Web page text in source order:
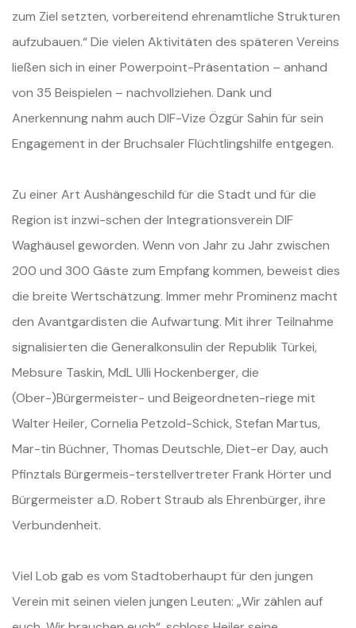
zum Ziel setzten, vorbereitend ehrenamtliche Strukturen
aufzubauen.“ Die vielen Aktivitäten des späteren Vereins
ließen sich in einer Powerpoint-Präsentation – anhand
von 35 Beispielen – nachvollziehen. Dank und
Anerkennung nahm auch DIF-Vize Özgür Sahin für sein
Engagement in der Bruchsaler Flüchtlingshilfe entgegen.
Zu einer Art Aushängeschild für die Stadt und für die
Region ist inzwi-schen der Integrationsverein DIF
Waghäusel geworden. Wenn von Jahr zu Jahr zwischen
200 und 300 Gäste zum Empfang kommen, beweist dies
die breite Wertschätzung. Immer mehr Prominenz macht
den Avantgardisten die Aufwartung. Mit ihrer Teilnahme
signalisierten die Generalkonsulin der Republik Türkei,
Mebsure Taskin, MdL Ulli Hockenberger, die
(Ober-)Bürgermeister- und Beigeordneten-riege mit
Walter Heiler, Cornelia Petzold-Schick, Stefan Martus,
Mar-tin Büchner, Thomas Deutschle, Diet-er Day, auch
Pfinztals Bürgermeis-terstellvertreter Frank Hörter und
Bürgermeister a.D. Robert Straub als Ehrenbürger, ihre
Verbundenheit.
Viel Lob gab es vom Stadtoberhaupt für den jungen
Verein mit seinen vielen jungen Leuten: „Wir zählen auf